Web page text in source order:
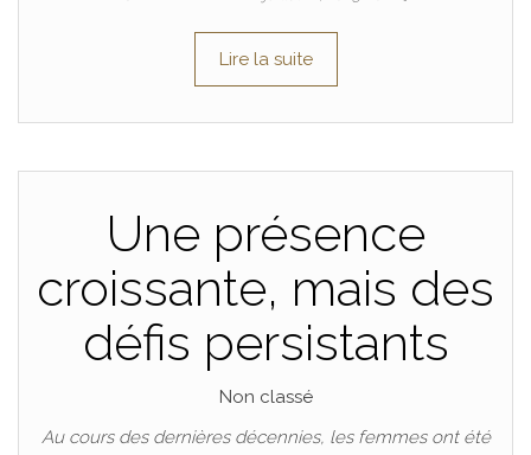
Lire la suite
Une présence
croissante, mais des
défis persistants
Non classé
Au cours des dernières décennies, les femmes ont été